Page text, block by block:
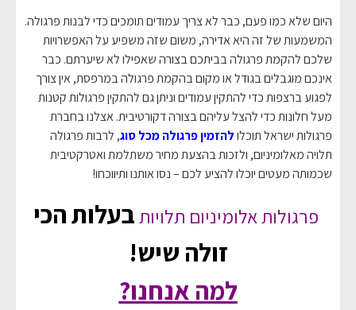
היום שלא כמו פעם, כבר לא צריך עמודים תומכים כדי לבנות פרגולה.
המשמעות של זה היא אדירה, משום שזה משפיע על האפשרויות
שלכם להקמת פרגולה בביתכם בצורה שאפילו לא שיערתם. כבר
אינכם מוגבלים בגודל או מקום בהקמת פרגולה במרפסת, אין צורך
לפגוע ברצפות כדי להתקין עמודים וניתן גם להתקין פרגולות קטנות
מעל חלונות כדי להצל עליהם בצורה דקורטיבית. אצלנו בחברת
פרגולות ישראל תוכלולהזמין פרגולה מכל סוג, לרבות פרגולה
תלויה מאלומיניום, ולזכות בהצעת מחיר משתלמת ואטרקטיבית
שכמותה מעטים יוכלו להציע לכם – נסו אותנו ותיווכחו!
פרגולות אלומיניום תלויותבעלות הכי
זולה שיש!
למה אנחנו?